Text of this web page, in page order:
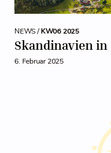
NEWS /KW06 2025
Skandinavien
6. Februar 2025